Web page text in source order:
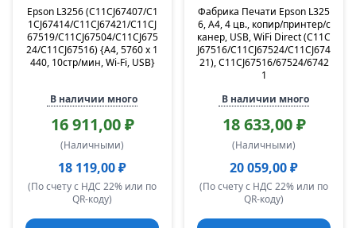
Epson L3256 (C11CJ67407/C1
1CJ67414/C11CJ67421/C11CJ
67519/C11CJ67504/C11CJ675
24/C11CJ67516) {А4, 5760 х 1
440, 10стр/мин, Wi-Fi, USB}
В наличии много
16 911,00 ₽
(Наличными)
18 119,00 ₽
(По счету с НДС 22% или по
QR-коду)
Фабрика Печати Epson L325
6, А4, 4 цв., копир/принтер/с
канер, USB, WiFi Direct (C11C
J67516/C11CJ67524/C11CJ674
21), C11CJ67516/67524/6742
1
В наличии много
18 633,00 ₽
(Наличными)
20 059,00 ₽
(По счету с НДС 22% или по
QR-коду)